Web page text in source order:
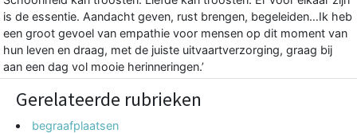
is de essentie. Aandacht geven, rust brengen, begeleiden…Ik heb
een groot gevoel van empathie voor mensen op dit moment van
hun leven en draag, met de juiste uitvaartverzorging, graag bij
aan een dag vol mooie herinneringen.’
Gerelateerde rubrieken
begraafplaatsen